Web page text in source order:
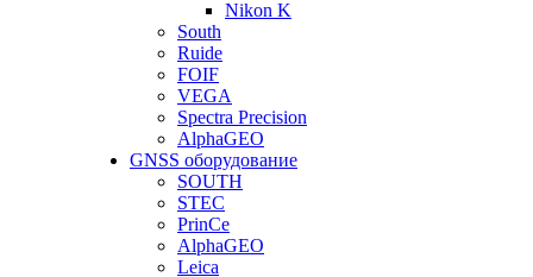
Nikon K
South
Ruide
FOIF
VEGA
Spectra Precision
AlphaGEO
GNSS оборудование
SOUTH
STEC
PrinCe
AlphaGEO
Leica